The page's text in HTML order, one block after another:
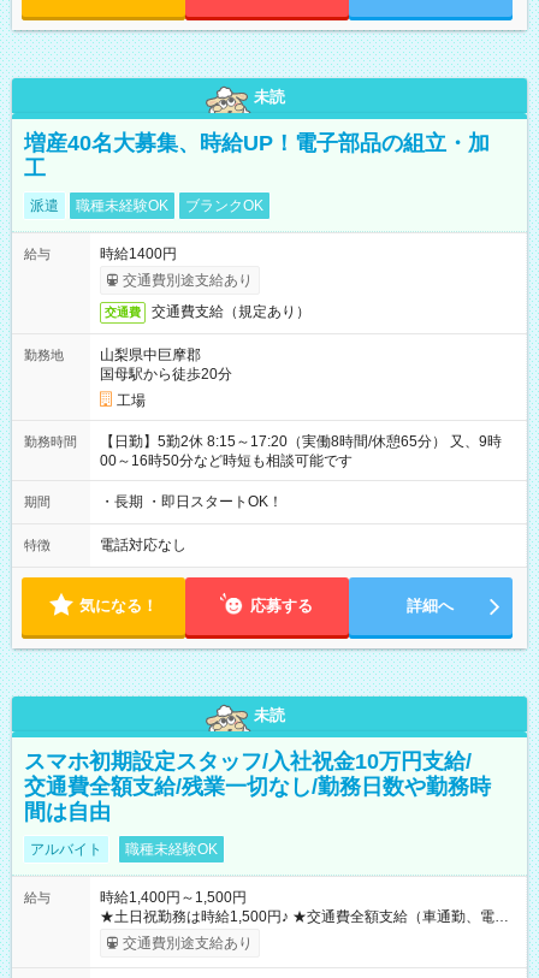
未読
増産40名大募集、時給UP！電子部品の組立・加
工
派遣 職種未経験OK ブランクOK
給与
時給1400円
交通費別途支給あり
交通費 交通費支給（規定あり）
勤務地
山梨県中巨摩郡
国母駅から徒歩20分
工場
勤務時間
【日勤】5勤2休 8:15～17:20（実働8時間/休憩65分） 又、9時
00～16時50分など時短も相談可能です
期間 ・長期 ・即日スタートOK！
特徴 電話対応なし
気になる！ 応募する 詳細へ
未読
スマホ初期設定スタッフ/入社祝金10万円支給/
交通費全額支給/残業一切なし/勤務日数や勤務時
間は自由
アルバイト 職種未経験OK
給与
時給1,400円～1,500円
★土日祝勤務は時給1,500円♪ ★交通費全額支給（車通勤、電車
通勤、バス通勤でもOK） 【試用期間】試用期間あり 試用期間
の長さ：3ヶ月 雇用形態、給与は本採用時と同じです。
交通費別途支給あり